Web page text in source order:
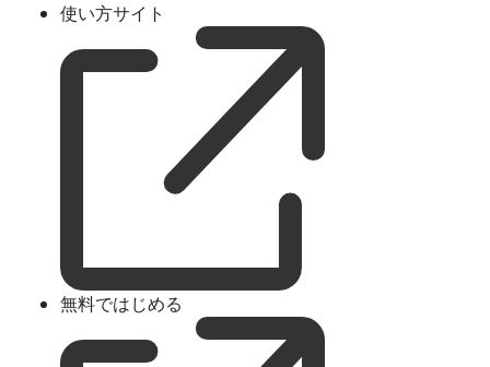
使い方サイト
無料ではじめる